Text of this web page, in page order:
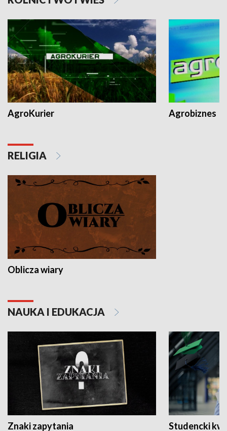
AgroKurier Agrobiznes
RELIGIA
Oblicza wiary
NAUKA I EDUKACJA
Znaki zapytania Studencki